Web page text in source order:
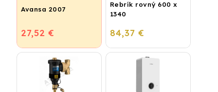
Avansa 2007
27,52 €
Rebrík rovný 600 x
1340
84,37 €